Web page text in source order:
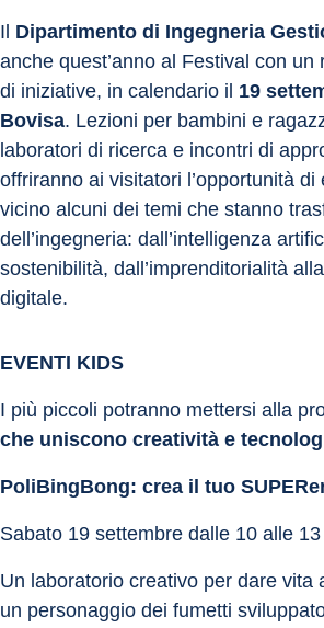
Il Dipartimento di Ingegneria
anche quest’anno al Festival con un
di iniziative, in calendario il 19
Bovisa. Lezioni per bambini e
laboratori di ricerca e incontri di
offriranno ai visitatori l’opportunità di
vicino alcuni dei temi che stanno
dell’ingegneria: dall’intelligenza
sostenibilità, dall’imprenditorialità
digitale.
EVENTI KIDS
I più piccoli potranno mettersi alla
che uniscono creatività e
PoliBingBong: crea il tuo
Sabato 19 settembre dalle 10 alle 13
Un laboratorio creativo per dare vita
un personaggio dei fumetti